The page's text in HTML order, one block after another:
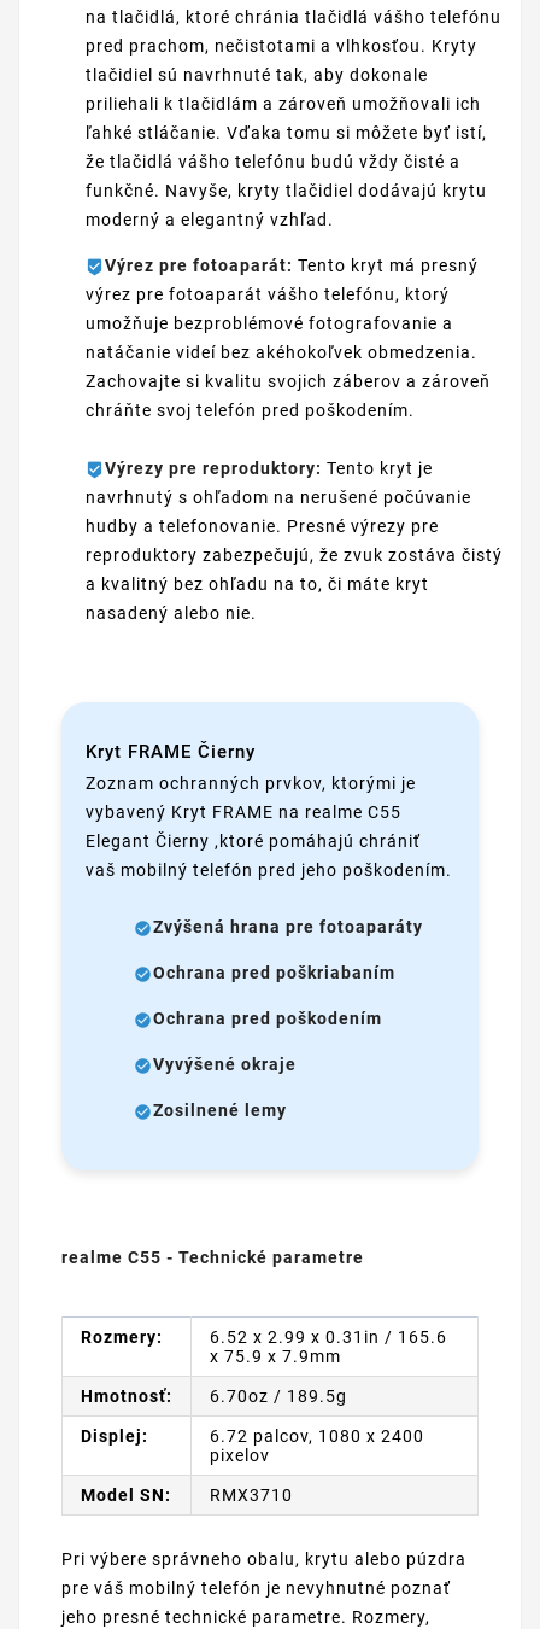
na tlačidlá, ktoré chránia tlačidlá vášho telefónu
pred prachom, nečistotami a vlhkosťou. Kryty
tlačidiel sú navrhnuté tak, aby dokonale
priliehali k tlačidlám a zároveň umožňovali ich
ľahké stláčanie. Vďaka tomu si môžete byť istí,
že tlačidlá vášho telefónu budú vždy čisté a
funkčné. Navyše, kryty tlačidiel dodávajú krytu
moderný a elegantný vzhľad.
Výrez pre fotoaparát: Tento kryt má presný
výrez pre fotoaparát vášho telefónu, ktorý
umožňuje bezproblémové fotografovanie a
natáčanie videí bez akéhokoľvek obmedzenia.
Zachovajte si kvalitu svojich záberov a zároveň
chráňte svoj telefón pred poškodením.
Výrezy pre reproduktory: Tento kryt je
navrhnutý s ohľadom na nerušené počúvanie
hudby a telefonovanie. Presné výrezy pre
reproduktory zabezpečujú, že zvuk zostáva čistý
a kvalitný bez ohľadu na to, či máte kryt
nasadený alebo nie.
Kryt FRAME Čierny
Zoznam ochranných prvkov, ktorými je
vybavený Kryt FRAME na realme C55
Elegant Čierny ,ktoré pomáhajú chrániť
vaš mobilný telefón pred jeho poškodením.
Zvýšená hrana pre fotoaparáty
Ochrana pred poškriabaním
Ochrana pred poškodením
Vyvýšené okraje
Zosilnené lemy
realme C55 - Technické parametre
Rozmery:
6.52 x 2.99 x 0.31in / 165.6
x 75.9 x 7.9mm
Hmotnosť: 6.70oz / 189.5g
Displej:
6.72 palcov, 1080 x 2400
pixelov
Model SN: RMX3710
Pri výbere správneho obalu, krytu alebo púzdra
pre váš mobilný telefón je nevyhnutné poznať
jeho presné technické parametre. Rozmery,